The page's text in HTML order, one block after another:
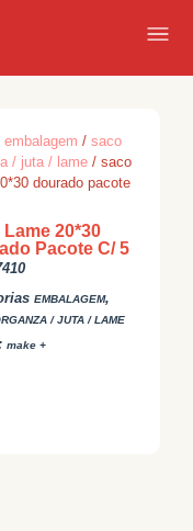
embalagem /saco
/ juta / lame / saco
dourado pacote
20*30
Pacote C/ 5
EMBALAGEM,
/ JUTA / LAME
make +